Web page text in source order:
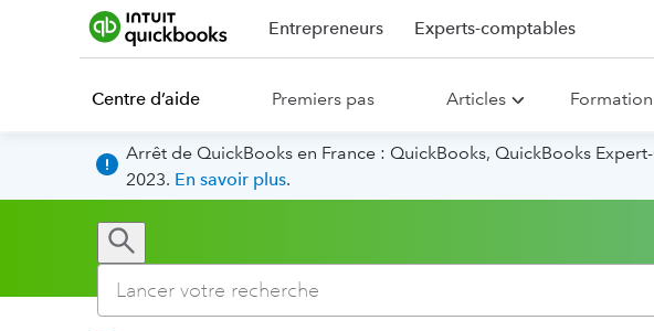
Entrepreneurs Experts-comptables
Centre d’aide Premiers pas Articles Formation
Arrêt de QuickBooks en France : QuickBooks, QuickBooks
2023. En savoir plus.